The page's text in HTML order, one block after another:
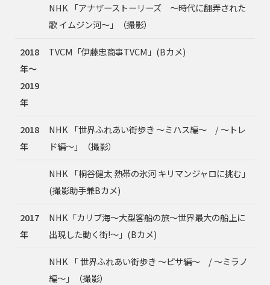
NHK 「アナザーストーリーズ 〜時代に翻弄された
歌 イムジン河〜」（撮影）
2018
年〜
2019
年
TVCM「伊藤忠商事TVCM」(Bカメ)
2018
年
NHK 「世界ふれあい街歩き 〜ミハス編〜 / 〜トレ
ド編〜」（撮影）
NHK 「桐谷健太 熱帯の氷河 キリマンジャロに挑む」
(撮影助手兼Bカメ)
2017
年
NHK「カリブ海～大型客船の旅～世界最大の船上に
出現した動く街!～」(Bカメ)
NHK 「 世界ふれあい街歩き 〜ピサ編〜 / 〜ミラノ
編〜」（撮影）